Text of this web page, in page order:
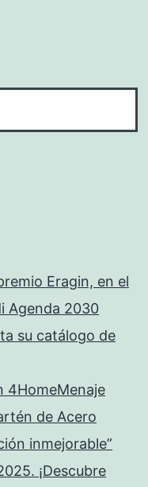
Eragin, en el
Agenda 2030
su catálogo de
4HomeMenaje
de Acero
inmejorable”
¡Descubre